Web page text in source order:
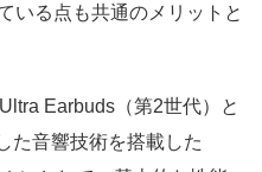
いる点も共通のメリットと
Earbuds（第2世代）と
た音響技術を搭載した